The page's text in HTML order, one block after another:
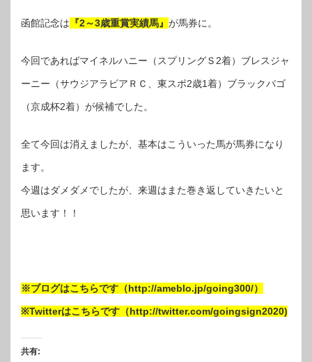
函館記念は 『2～3歳重賞実績馬』 が馬券に。
今回であればマイネルハニー（スプリングＳ2着）ブレスジャ
ーニー（サウジアラビアＲＣ、東スポ2歳1着）ブラックバゴ
（京成杯2着）が候補でした。
全て今回は消えましたが、基本はこういった馬が馬券になり
ます。
今週はダメダメでしたが、来週はまた巻き返していきたいと
思います！！
※ブログはこちらです（http://ameblo.jp/going300/）
※Twitterはこちらです（http://twitter.com/goingsign2020)
共有: